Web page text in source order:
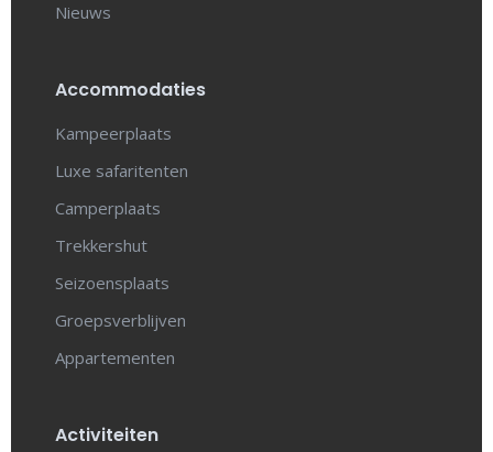
Nieuws
Accommodaties
Kampeerplaats
Luxe safaritenten
Camperplaats
Trekkershut
Seizoensplaats
Groepsverblijven
Appartementen
Activiteiten